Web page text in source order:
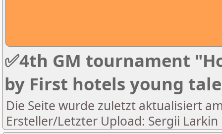
✅4th GM tournament
by First hotels young
Die Seite wurde zuletzt aktualisiert
Ersteller/Letzter Upload: Sergii Larkin